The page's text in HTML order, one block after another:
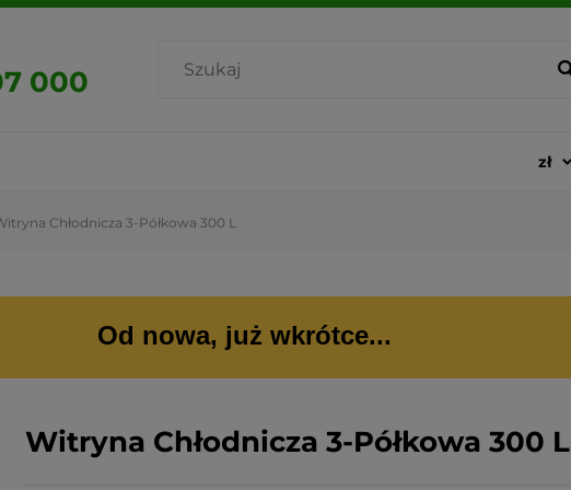
000
Chłodnicza 3-Półkowa 300 L
Od nowa, już wkrótce...
Witryna Chłodnicza 3-Półkowa 300 L